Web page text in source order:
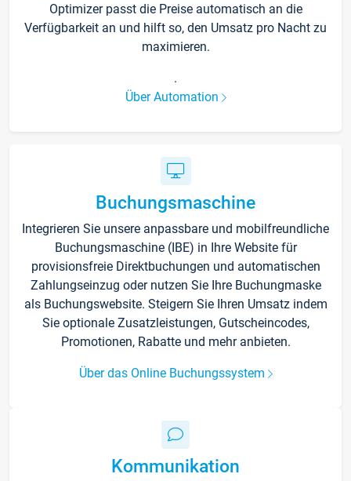
Optimizer passt die Preise automatisch an die
Verfügbarkeit an und hilft so, den Umsatz pro Nacht zu
maximieren.
.
Über Automation
Buchungsmaschine
Integrieren Sie unsere anpassbare und mobilfreundliche
Buchungsmaschine (IBE) in Ihre Website für
provisionsfreie Direktbuchungen und automatischen
Zahlungseinzug oder nutzen Sie Ihre Buchungmaske
als Buchungswebsite. Steigern Sie Ihren Umsatz indem
Sie optionale Zusatzleistungen, Gutscheincodes,
Promotionen, Rabatte und mehr anbieten.
Über das Online Buchungssystem
Kommunikation